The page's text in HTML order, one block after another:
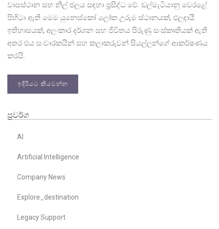
වාසස්ථාන සහ නිල් ජලය සඳහා ප්‍රසිද්ධ වේ. ඩල්මැටියානු වෙරළේ
පිහිටා ඇති මෙම යුනෙස්කෝ ලෝක උරුම ස්ථානයක්, ඵලදායී
ඉතිහාසයක්, අලංකාර දර්ශන සහ ජීවිතය පිරුණු සංස්කෘතියක් ඇති
අතර එය සංචාරකයින් සහ කලාකරුවන් සියල්ලන්ගේ ආකර්ෂණය
කරයි.
ඉදිරියට කියවන්න
ප්‍රවර්ග
AI
Artificial Intelligence
Company News
Explore_destination
Legacy Support